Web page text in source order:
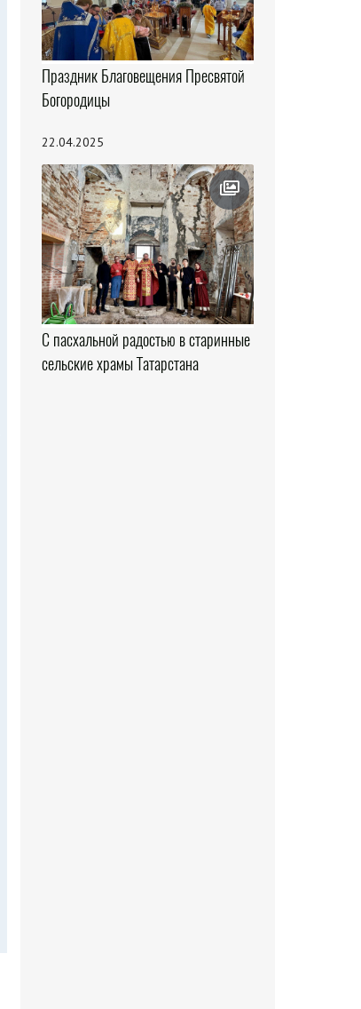
Праздник Благовещения Пресвятой
Богородицы
22.04.2025
С пасхальной радостью в старинные
сельские храмы Татарстана